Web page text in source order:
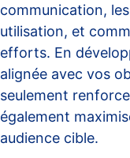
communication,
utilisation, et
efforts. En
alignée avec vos
seulement
également
audience cible.